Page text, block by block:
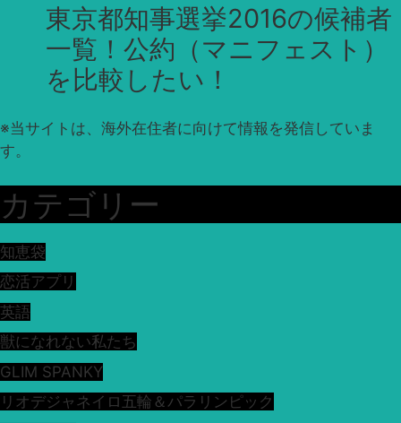
東京都知事選挙2016の候補者
一覧！公約（マニフェスト）
を比較したい！
※当サイトは、海外在住者に向けて情報を発信していま
す。
カテゴリー
知恵袋
恋活アプリ
英語
獣になれない私たち
GLIM SPANKY
リオデジャネイロ五輪＆パラリンピック